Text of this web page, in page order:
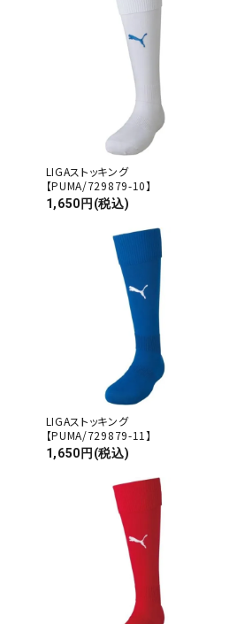
LIGAストッキング
【PUMA/729879-10】
1,650円(税込)
LIGAストッキング
【PUMA/729879-11】
1,650円(税込)